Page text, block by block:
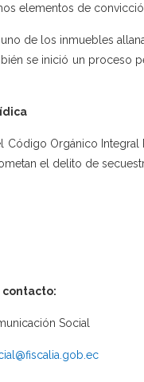
elementos de
de los inmuebles
se inició un proceso
Código Orgánico
el delito de
contacto:
Social